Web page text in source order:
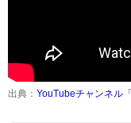
出典： YouTubeチャンネル